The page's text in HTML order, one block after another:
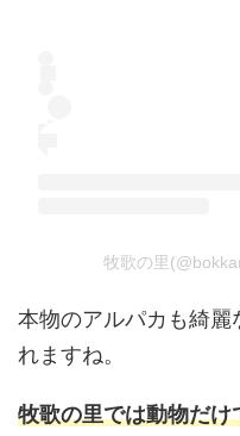
牧歌の里
本物のアルパカも綺麗
れますね。
牧歌の里では動物だ